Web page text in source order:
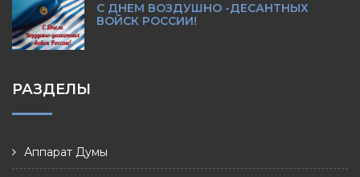
С ДНЕМ ВОЗДУШНО -ДЕСАНТНЫХ
ВОЙСК РОССИИ!
РАЗДЕЛЫ
Аппарат Думы